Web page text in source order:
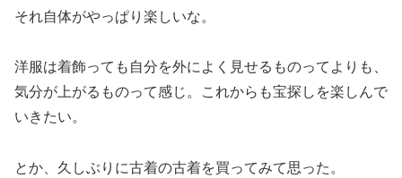
それ自体がやっぱり楽しいな。
洋服は着飾っても自分を外によく見せるものってよりも、
気分が上がるものって感じ。これからも宝探しを楽しんで
いきたい。
とか、久しぶりに古着の古着を買ってみて思った。